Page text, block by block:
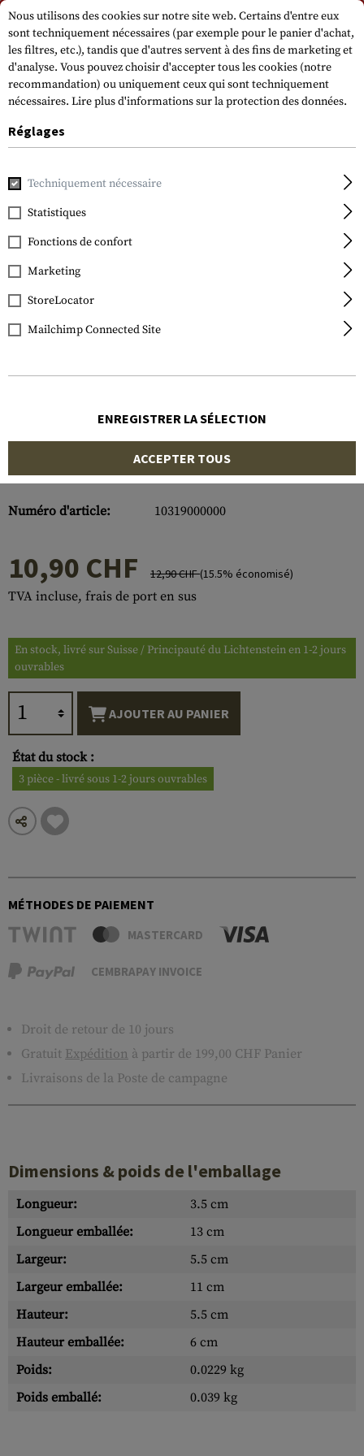
Veuillez noter que les délais de livraison peuvent varier en raison d'un jour
férié sur 15.08.2026.
Accueil Terrain et survie Supports et
Fenix
TK-Series Camping
Lamp Shade
Numéro d'article: 10319000000
10,90 CHF 12,90 CHF(15.5% économisé)
TVA incluse, frais de port en sus
En stock, livré sur Suisse / Principauté du Lichtenstein en 1-2 jours
ouvrables
AJOUTER AU PANIER
État du stock :
3 pièce - livré sous 1-2 jours ouvrables
MÉTHODES DE PAIEMENT
MASTERCARD
CEMBRAPAY INVOICE
Droit de retour de 10 jours
Gratuit Expédition à partir de 199,00 CHF Panier
Livraisons de la Poste de campagne
Dimensions & poids de l'emballage
Longueur:
3.5 cm
Longueur emballée:
13 cm
Largeur:
5.5 cm
Largeur emballée:
11 cm
Hauteur:
5.5 cm
Hauteur emballée:
6 cm
Poids:
0.0229 kg
Poids emballé:
0.039 kg
Nous utilisons des cookies sur notre site web. Certains d'entre eux
sont techniquement nécessaires (par exemple pour le panier d'achat,
les filtres, etc.), tandis que d'autres servent à des fins de marketing et
d'analyse. Vous pouvez choisir d'accepter tous les cookies (notre
recommandation) ou uniquement ceux qui sont techniquement
nécessaires. Lire plus d'informations sur la protection des données.
Réglages
Techniquement nécessaire
Statistiques
Fonctions de confort
Marketing
StoreLocator
Mailchimp Connected Site
ENREGISTRER LA SÉLECTION
ACCEPTER TOUS